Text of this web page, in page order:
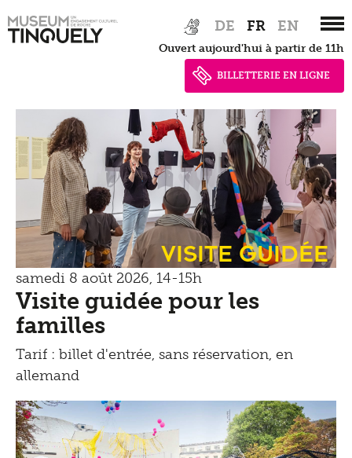
Hauptnavigation
to
DE FR EN
Ouvert aujourd'hui à partir de 11h
BILLETTERIE EN LIGNE
Visite guidée
samedi 8 août 2026, 14-15h
Visite guidée pour les
familles
Tarif : billet d'entrée, sans réservation, en
allemand